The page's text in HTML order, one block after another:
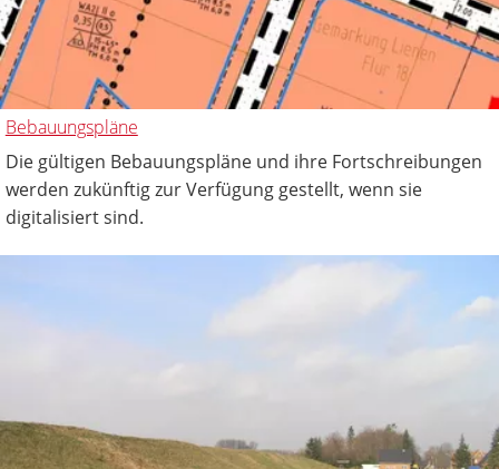
Bebauungspläne
Die gültigen Bebauungspläne und ihre Fortschreibungen
werden zukünftig zur Verfügung gestellt, wenn sie
digitalisiert sind.